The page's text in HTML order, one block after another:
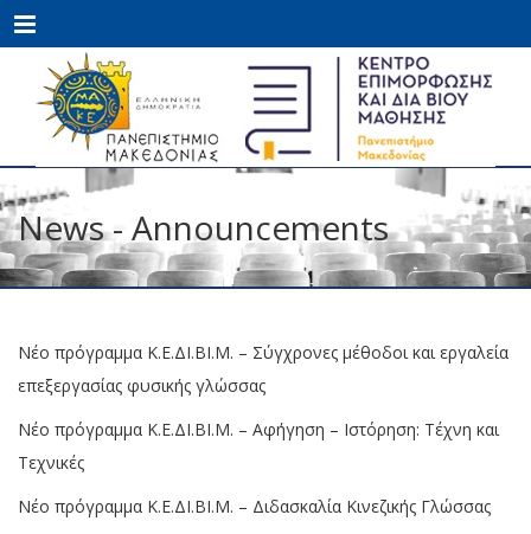
Menu
News - Announcements
Νέο πρόγραμμα Κ.Ε.ΔΙ.ΒΙ.Μ. – Σύγχρονες μέθοδοι και εργαλεία
επεξεργασίας φυσικής γλώσσας
Νέο πρόγραμμα Κ.Ε.ΔΙ.ΒΙ.Μ. – Αφήγηση – Ιστόρηση: Τέχνη και
Τεχνικές
Νέο πρόγραμμα Κ.Ε.ΔΙ.ΒΙ.Μ. – Διδασκαλία Κινεζικής Γλώσσας